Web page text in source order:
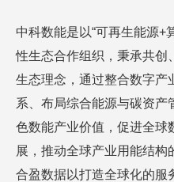
中科数能是以“可再生能源+
性生态合作组织，秉承共创
生态理念，通过整合数字产
系、布局综合能源与碳资产
色数能产业价值，促进全球
展，推动全球产业用能结
合盈数据以打造全球化的服